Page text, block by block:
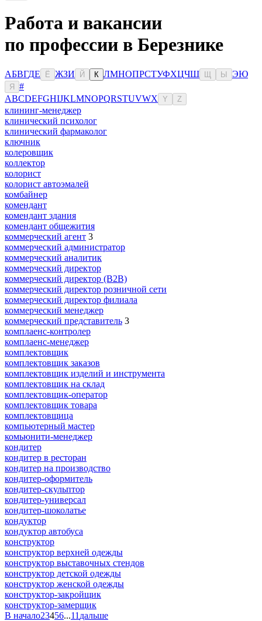
Работа и вакансии
по профессии в Березнике
АБВГДЕ Ё ЖЗИ Й К ЛМНОПРСТУФХЦЧШ Ы ЭЮ
Я
#
ABCDEFGHIJKLMNOPQRSTUVWX Y Z
клининг-менеджер
клинический психолог
клинический фармаколог
ключник
колеровщик
коллектор
колорист
колорист автоэмалей
комбайнер
комендант
комендант здания
комендант общежития
коммерческий агент 3
коммерческий администратор
коммерческий аналитик
коммерческий директор
коммерческий директор (B2B)
коммерческий директор розничной сети
коммерческий директор филиала
коммерческий менеджер
коммерческий представитель 3
комплаенс-контролер
комплаенс-менеджер
комплектовщик
комплектовщик заказов
комплектовщик изделий и инструмента
комплектовщик на склад
комплектовщик-оператор
комплектовщик товара
комплектовщица
компьютерный мастер
комьюнити-менеджер
кондитер
кондитер в ресторан
кондитер на производство
кондитер-оформитель
кондитер-скульптор
кондитер-универсал
кондитер-шоколатье
кондуктор
кондуктор автобуса
конструктор
конструктор верхней одежды
конструктор выставочных стендов
конструктор детской одежды
конструктор женской одежды
конструктор-закройщик
конструктор-замерщик
В начало23456...11 дальше